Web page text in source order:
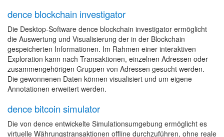
dence blockchain investigator
Die Desktop-Software dence blockchain investigator ermöglicht
die Auswertung und Visualisierung der in der Blockchain
gespeicherten Informationen. Im Rahmen einer interaktiven
Exploration kann nach Transaktionen, einzelnen Adressen oder
zusammengehörigen Gruppen von Adressen gesucht werden.
Die gewonnenen Daten können visualisiert und um eigene
Annotationen erweitert werden.
dence bitcoin simulator
Die von dence entwickelte Simulationsumgebung ermöglicht es
virtuelle Währungstransaktionen offline durchzuführen, ohne reale